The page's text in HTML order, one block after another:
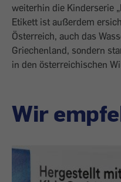
weiterhin die Kinderserie
Etikett ist außerdem
Österreich, auch das
Griechenland, sondern
in den österreichischen
Wir